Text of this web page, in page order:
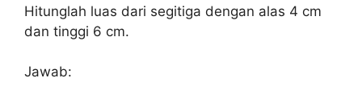
Hitunglah luas dari segitiga dengan alas 4 cm
dan tinggi 6 cm.
Jawab: